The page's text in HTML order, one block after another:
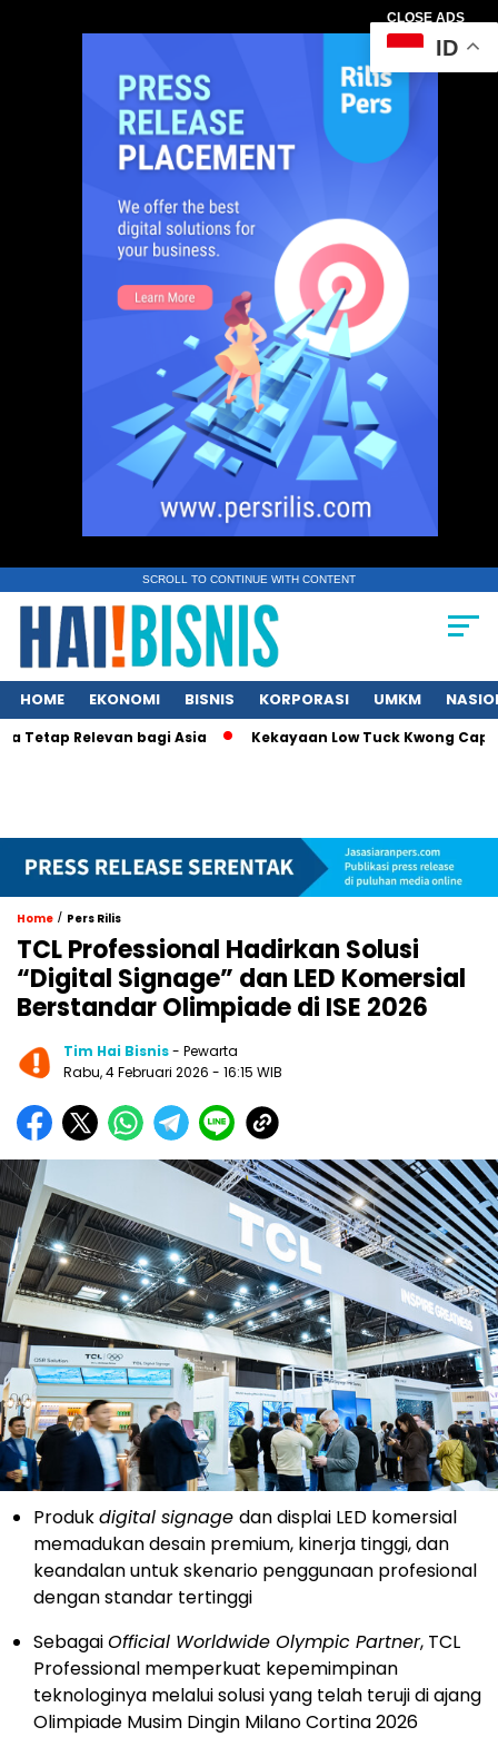
CLOSE ADS
SCROLL TO CONTINUE WITH CONTENT
HOME EKONOMI BISNIS KORPORASI UMKM
Relevan bagi Asia Kekayaan Low Tuck Kwong Capai USD
Home / Pers Rilis
TCL Professional Hadirkan Solusi
“Digital Signage” dan LED Komersial
Berstandar Olimpiade di ISE 2026
Tim Hai Bisnis- Pewarta
Rabu, 4 Februari 2026 - 16:15 WIB
Produkdigital signage dan displai LED komersial
memadukan desain premium, kinerja tinggi, dan
keandalan untuk skenario penggunaan profesional
dengan standar tertinggi
SebagaiOfficial Worldwide Olympic Partner, TCL
Professional memperkuat kepemimpinan
teknologinya melalui solusi yang telah teruji di ajang
Olimpiade Musim Dingin Milano Cortina 2026
ID